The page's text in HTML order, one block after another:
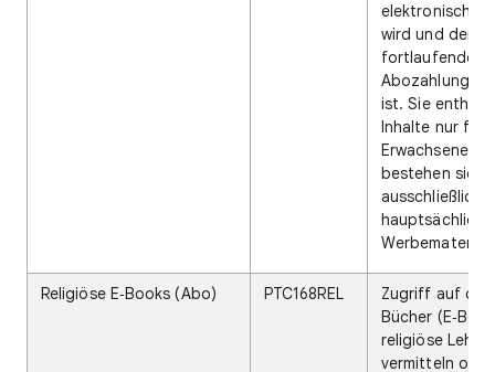
elektronisch
wird und der
fortlaufende
Abozahlungen
ist. Sie
Inhalte nur für
Erwachsene
bestehen sie
ausschließlich
hauptsächlich
Werbematerial.
Religiöse E‑Books (Abo) PTC168REL
Zugriff auf
Bücher
religiöse
vermitteln